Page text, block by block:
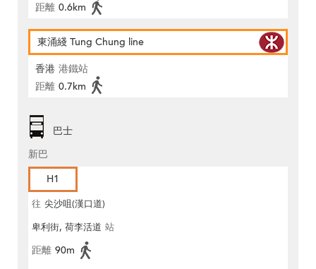
距離 0.6km
東涌綫 Tung Chung line
香港 港鐵站
距離 0.7km
巴士
新巴
H1
往 尖沙咀(漢口道)
卑利街, 荷李活道 站
距離 90m